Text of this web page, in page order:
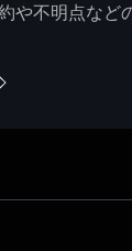
や不明点など